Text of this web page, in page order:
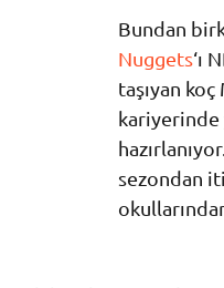
Bundan
Nuggets‘ı
taşıyan
kariyerinde
sezondan